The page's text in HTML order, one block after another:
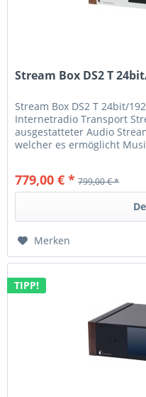
Stream Box DS2 T
Stream Box DS2 T 24bit/
Internetradio Transport
ausgestatteter Audio
welcher es ermöglicht
779,00 € * 799,00 € *
Merken
TIPP!